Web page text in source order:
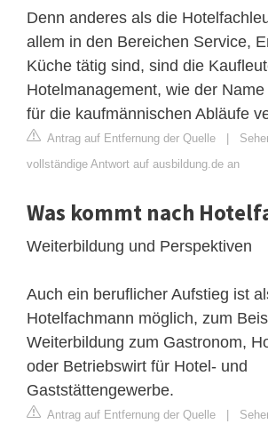
Denn anderes als die
allem in den Bereichen Service,
Küche tätig sind, sind die
Hotelmanagement, wie der
für die kaufmännischen Abläufe
Antrag auf Entfernung der Quelle |
vollständige Antwort auf ausbildung.de an
Was kommt nach
Weiterbildung und Perspektiven
Auch ein beruflicher Aufstieg ist
Hotelfachmann möglich, zum
Weiterbildung zum Gastronom,
oder Betriebswirt für Hotel- und
Gaststättengewerbe.
Antrag auf Entfernung der Quelle |